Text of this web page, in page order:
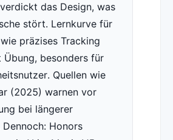
das Design, was
stört. Lernkurve für
präzises Tracking
besonders für
Quellen wie
(2025) warnen vor
bei längerer
Dennoch: Honors